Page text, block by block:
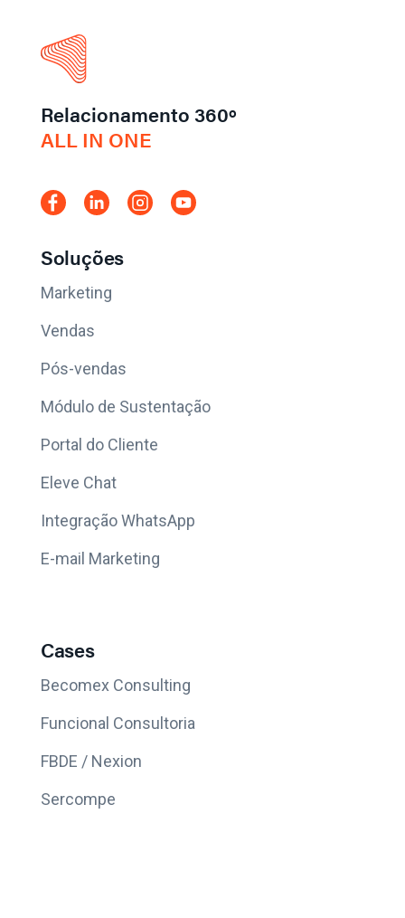
Relacionamento 360º
ALL IN ONE
Soluções
Marketing
Vendas
Pós-vendas
Módulo de Sustentação
Portal do Cliente
Eleve Chat
Integração WhatsApp
E-mail Marketing
Cases
Becomex Consulting
Funcional Consultoria
FBDE / Nexion
Sercompe